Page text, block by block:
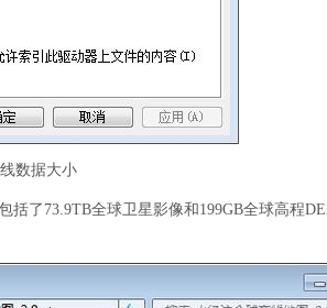
数据大小
括了73.9TB全球卫星影像和199GB全球高程